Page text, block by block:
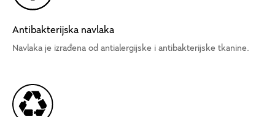
Antibakterijska navlaka
Navlaka je izrađena od antialergijske i antibakterijske tkanine.